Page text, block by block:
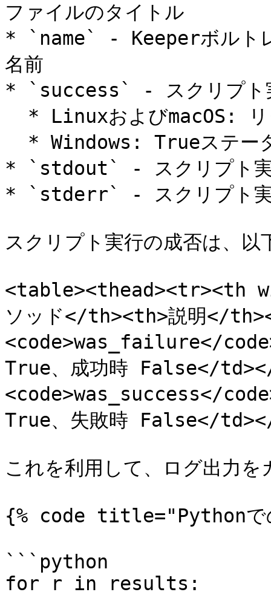
ファイルのタイトル
* `name` - Keeperボルトレ
名前
* `success` - スクリプト
* `stdout` - スクリプト実
* `stderr` - スクリプト実
スクリプト実行の成否は、
<table><thead><tr><th
ソッド</th><th>説明</
<code>was_failure</
True、成功時 False</
<code>was_success</
True、失敗時 False</
これを利用して、ログ出力
{% code title="Pythonで
```python
for r in results: